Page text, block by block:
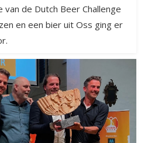
de Dutch Beer Challenge
en een bier uit Oss ging er